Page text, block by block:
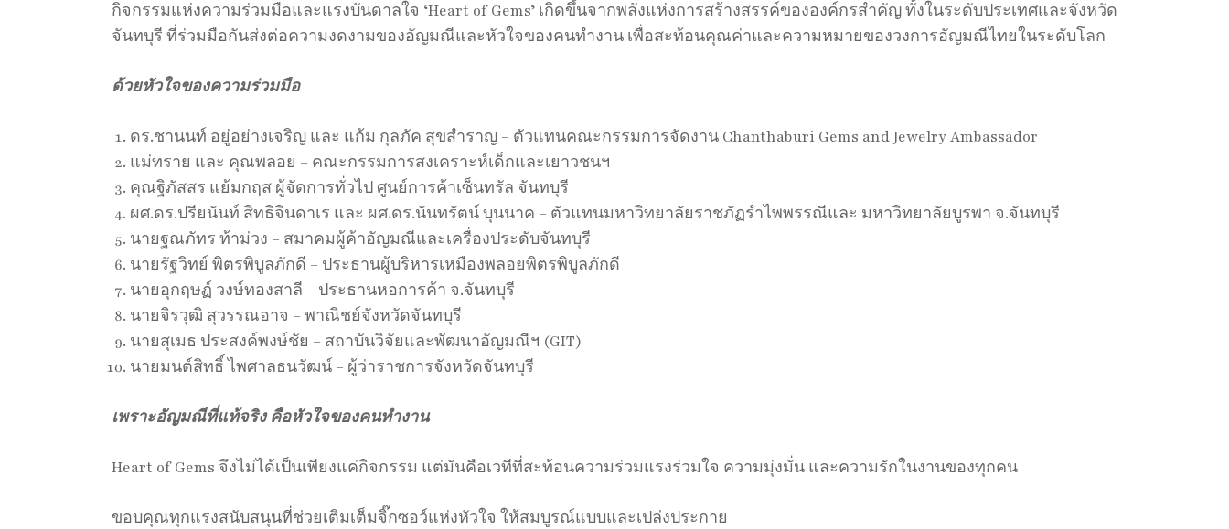
กิจกรรมแห่งความร่วมมือและแรงบันดาลใจ ‘Heart of Gems’ เกิดขึ้นจากพลังแห่งการสร้างสรรค์ขององค์กรสำคัญ ทั้งในระดับประเทศและจังหวัด
จันทบุรี ที่ร่วมมือกันส่งต่อความงดงามของอัญมณีและหัวใจของคนทำงาน เพื่อสะท้อนคุณค่าและความหมายของวงการอัญมณีไทยในระดับโลก
ด้วยหัวใจของความร่วมมือ
ดร.ชานนท์ อยู่อย่างเจริญ และ แก้ม กุลภัค สุขสำราญ – ตัวแทนคณะกรรมการจัดงาน Chanthaburi Gems and Jewelry Ambassador
แม่ทราย และ คุณพลอย – คณะกรรมการสงเคราะห์เด็กและเยาวชนฯ
คุณฐิภัสสร แย้มกฤส ผู้จัดการทั่วไป ศูนย์การค้าเซ็นทรัล จันทบุรี
ผศ.ดร.ปรียนันท์ สิทธิจินดาเร และ ผศ.ดร.นันทรัตน์ บุนนาค – ตัวแทนมหาวิทยาลัยราชภัฏรำไพพรรณีและ มหาวิทยาลัยบูรพา จ.จันทบุรี
นายฐณภัทร ท้าม่วง – สมาคมผู้ค้าอัญมณีและเครื่องประดับจันทบุรี
นายรัฐวิทย์ พิตรพิบูลภักดี – ประธานผู้บริหารเหมืองพลอยพิตรพิบูลภักดี
นายอุกฤษฏ์ วงษ์ทองสาลี – ประธานหอการค้า จ.จันทบุรี
นายจิรวุฒิ สุวรรณอาจ – พาณิชย์จังหวัดจันทบุรี
นายสุเมธ ประสงค์พงษ์ชัย – สถาบันวิจัยและพัฒนาอัญมณีฯ (GIT)
นายมนต์สิทธิ์ ไพศาลธนวัฒน์ – ผู้ว่าราชการจังหวัดจันทบุรี
เพราะอัญมณีที่แท้จริง คือหัวใจของคนทำงาน
Heart of Gems จึงไม่ได้เป็นเพียงแค่กิจกรรม แต่มันคือเวทีที่สะท้อนความร่วมแรงร่วมใจ ความมุ่งมั่น และความรักในงานของทุกคน
ขอบคุณทุกแรงสนับสนุนที่ช่วยเติมเต็มจิ๊กซอว์แห่งหัวใจ ให้สมบูรณ์แบบและเปล่งประกาย